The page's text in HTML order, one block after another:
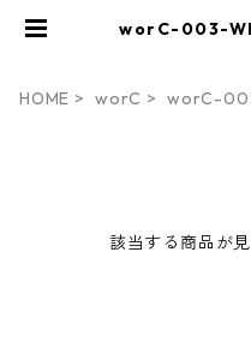
worC-003-
HOME worC worC-
該当する商品が